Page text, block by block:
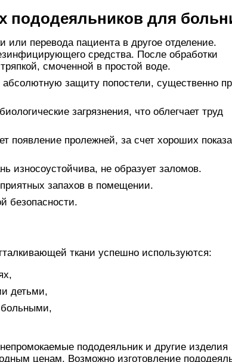
пододеяльников для
перевода пациента в другое отделение.
средства. После обработки
смоченной в простой воде.
защиту попостели, существенно
загрязнения, что облегчает труд
появление пролежней, за счет хороших
износоустойчива, не образует заломов.
запахов в помещении.
безопасности.
ткани успешно используются:
детьми,
пододеяльник и другие изделия
ценам. Возможно изготовление